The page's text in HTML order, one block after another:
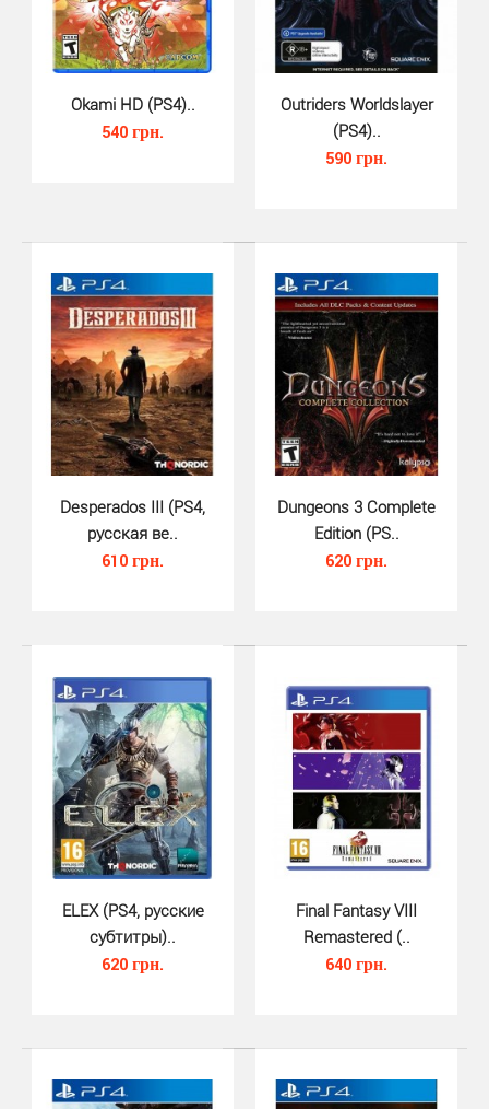
Jagged Alliance Rage (PS4, русс..
мегапопулярной серии пошаговых тактических игр, в
которых..
Chivalry 2 (PS4, русские субтит..
Слэшер Chivalry 2 для PS4 посвящен грандиозным
средневековым сражениям. Игроки станут
участниками н..
Okami HD (PS4)..
540 грн.
Outriders Worldslayer
(PS4)..
590 грн.
Desperados III (PS4,
русская ве..
610 грн.
Dungeons 3 Complete
Edition (PS..
620 грн.
ELEX (PS4, русские
субтитры)..
620 грн.
Final Fantasy VIII
Remastered (..
640 грн.